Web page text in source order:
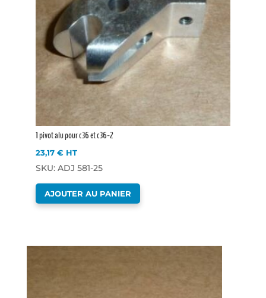
1 pivot alu pour c36 et c36-2
23,17 € HT
SKU: ADJ 581-25
AJOUTER AU PANIER